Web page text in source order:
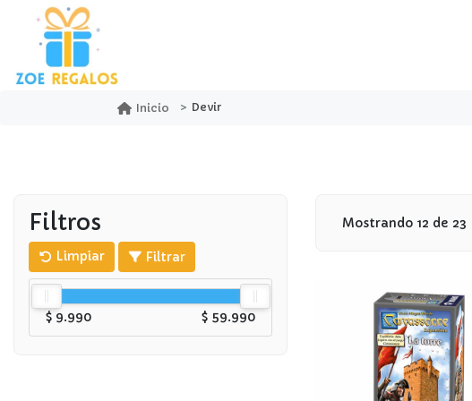
Inicio Devir
Filtros
Limpiar Filtrar
$ 9.990 $ 59.990
Mostrando 12 de 23